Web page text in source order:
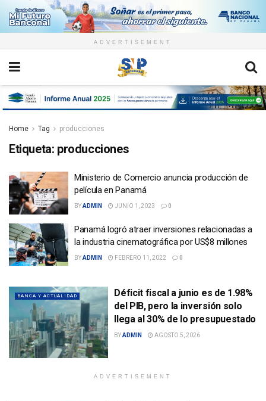
ADVERTISEMENT
Home Tag producciones
Etiqueta: producciones
Ministerio de Comercio anuncia producción de
película en Panamá
BYADMIN JUNIO 1, 2023 0
Panamá logró atraer inversiones relacionadas a
la industria cinematográfica por US$8 millones
BYADMIN FEBRERO 11, 2022 0
BANCA Y ACTUALIDAD
Déficit fiscal a junio es de 1.98%
del PIB, pero la inversión solo
llega al 30% de lo presupuestado
BYADMIN AGOSTO 5, 2026
ADVERTISEMENT